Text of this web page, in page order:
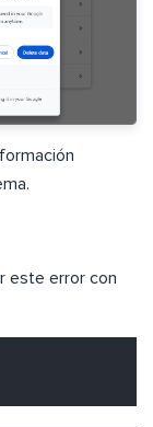
este error con